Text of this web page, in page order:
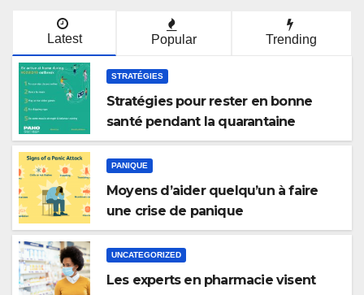
Latest Popular Trending
STRATÉGIES
Stratégies pour rester en bonne
santé pendant la quarantaine
PANIQUE
Moyens d’aider quelqu’un à faire
une crise de panique
UNCATEGORIZED
Les experts en pharmacie visent